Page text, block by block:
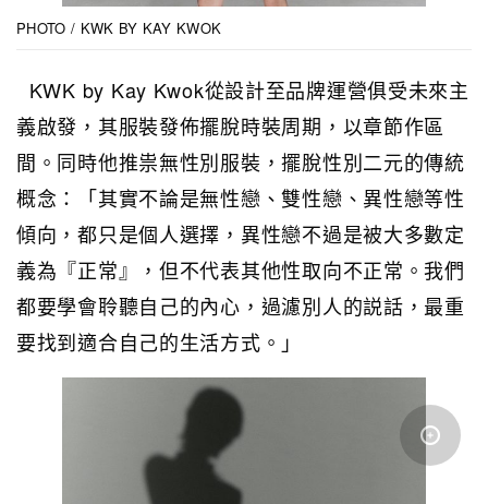
PHOTO / KWK BY KAY KWOK
KWK by Kay Kwok從設計至品牌運營俱受未來主
義啟發，其服裝發佈擺脫時裝周期，以章節作區
間。同時他推祟無性別服裝，擺脫性別二元的傳統
概念：「其實不論是無性戀、雙性戀、異性戀等性
傾向，都只是個人選擇，異性戀不過是被大多數定
義為『正常』，但不代表其他性取向不正常。我們
都要學會聆聽自己的內心，過濾別人的説話，最重
要找到適合自己的生活方式。」